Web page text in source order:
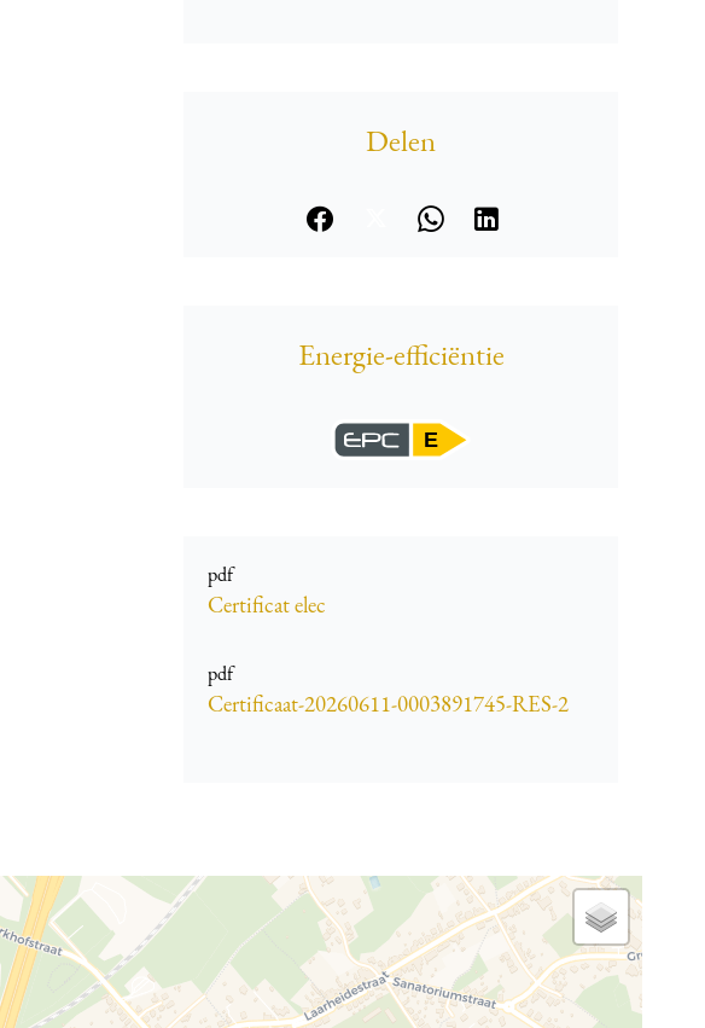
Delen
Energie-efficiëntie
E
pdf
Certificat elec
pdf
Certificaat-20260611-0003891745-RES-2